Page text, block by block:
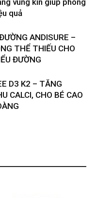
vùng kín giúp phòng
quả
ANDISURE –
THỂ THIẾU CHO
ĐƯỜNG
D3 K2 – TĂNG
CALCI, CHO BÉ CAO